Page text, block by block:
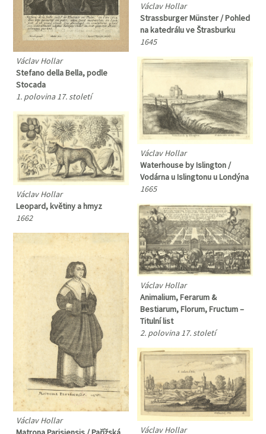
Václav Hollar
Strassburger Münster / Pohled
na katedrálu ve Štrasburku
1645
Václav Hollar
Stefano della Bella, podle
Stocada
1. polovina 17. století
Václav Hollar
Waterhouse by Islington /
Vodárna u Islingtonu u Londýna
1665
Václav Hollar
Leopard, květiny a hmyz
1662
Václav Hollar
Animalium, Ferarum &
Bestiarum, Florum, Fructum –
Titulní list
2. polovina 17. století
Václav Hollar
Václav Hollar